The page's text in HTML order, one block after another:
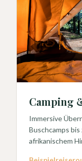
Camping
Immersive
Buschcamps
afrikanischem